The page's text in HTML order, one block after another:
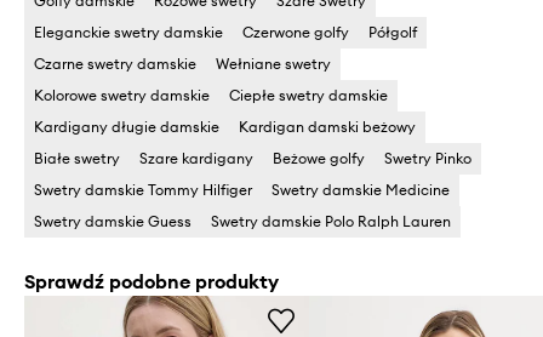
Eleganckie swetry damskie
Czerwone golfy
Półgolf
Czarne swetry damskie
Wełniane swetry
Kolorowe swetry damskie
Ciepłe swetry damskie
Kardigany długie damskie
Kardigan damski beżowy
Białe swetry
Szare kardigany Beżowe golfy
Swetry Pinko
Swetry damskie Tommy Hilfiger
Swetry damskie Medicine
Swetry damskie Guess
Swetry damskie Polo Ralph Lauren
Sprawdź podobne produkty